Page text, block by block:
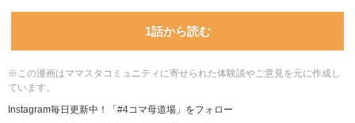
1話から読む
※この漫画はママスタコミュニティに寄せられた体験談やご意見を元に作成し
ています。
Instagram毎日更新中！「#4コマ母道場」をフォロー